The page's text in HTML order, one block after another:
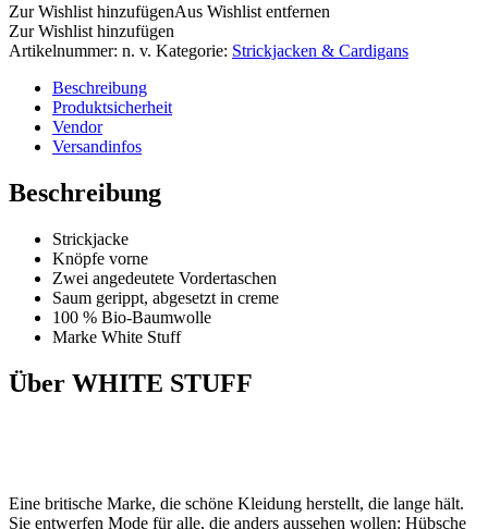
Zur Wishlist hinzufügenAus Wishlist entfernen
Zur Wishlist hinzufügen
Artikelnummer: n. v. Kategorie: Strickjacken & Cardigans
Beschreibung
Produktsicherheit
Vendor
Versandinfos
Beschreibung
Strickjacke
Knöpfe vorne
Zwei angedeutete Vordertaschen
Saum gerippt, abgesetzt in creme
100 % Bio-Baumwolle
Marke White Stuff
Über WHITE STUFF
Eine britische Marke, die schöne Kleidung herstellt, die lange hält.
Sie entwerfen Mode für alle, die anders aussehen wollen: Hübsche